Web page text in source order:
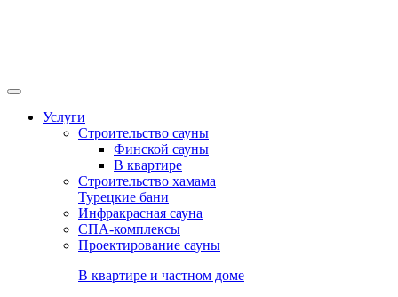
Услуги
Строительство сауны
Финской сауны
В квартире
Строительство хамама
Турецкие бани
Инфракрасная сауна
СПА-комплексы
Проектирование сауны
В квартире и частном доме